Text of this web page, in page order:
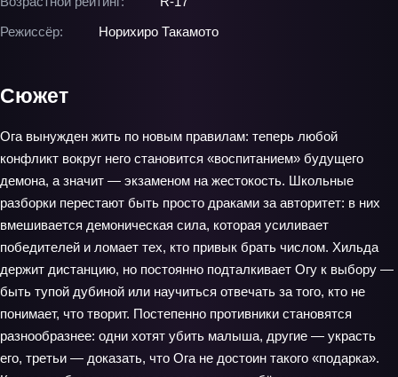
Режиссёр:
Норихиро Такамото
Сюжет
Ога вынужден жить по новым правилам: теперь любой
конфликт вокруг него становится «воспитанием» будущего
демона, а значит — экзаменом на жестокость. Школьные
разборки перестают быть просто драками за авторитет: в них
вмешивается демоническая сила, которая усиливает
победителей и ломает тех, кто привык брать числом. Хильда
держит дистанцию, но постоянно подталкивает Огу к выбору —
быть тупой дубиной или научиться отвечать за того, кто не
понимает, что творит. Постепенно противники становятся
разнообразнее: одни хотят убить малыша, другие — украсть
его, третьи — доказать, что Ога не достоин такого «подарка».